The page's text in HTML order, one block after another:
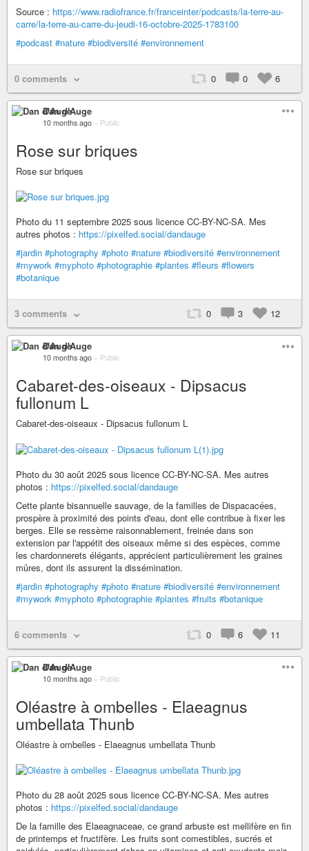
Source : https://www.radiofrance.fr/franceinter/podcasts/la-terre-au-
carre/la-terre-au-carre-du-jeudi-16-octobre-2025-1783100
#podcast #nature #biodiversité #environnement
0 comments 0 0 6
Dan d'Auge
10 months ago – Public
Rose sur briques
Rose sur briques
Photo du 11 septembre 2025 sous licence CC-BY-NC-SA. Mes
autres photos : https://pixelfed.social/dandauge
#jardin #photography #photo #nature #biodiversité #environnement
#mywork #myphoto #photographie #plantes #fleurs #flowers
#botanique
3 comments 0 3 12
Dan d'Auge
10 months ago – Public
Cabaret-des-oiseaux - Dipsacus
fullonum L
Cabaret-des-oiseaux - Dipsacus fullonum L
Photo du 30 août 2025 sous licence CC-BY-NC-SA. Mes autres
photos : https://pixelfed.social/dandauge
Cette plante bisannuelle sauvage, de la familles de Dispacacées,
prospère à proximité des points d'eau, dont elle contribue à fixer les
berges. Elle se ressème raisonnablement, freinée dans son
extension par l'appétit des oiseaux même si des espèces, comme
les chardonnerets élégants, apprécient particulièrement les graines
mûres, dont ils assurent la dissémination.
#jardin #photography #photo #nature #biodiversité #environnement
#mywork #myphoto #photographie #plantes #fruits #botanique
6 comments 0 6 11
Dan d'Auge
10 months ago – Public
Oléastre à ombelles - Elaeagnus
umbellata Thunb
Oléastre à ombelles - Elaeagnus umbellata Thunb
Photo du 28 août 2025 sous licence CC-BY-NC-SA. Mes autres
photos : https://pixelfed.social/dandauge
De la famille des Elaeagnaceae, ce grand arbuste est mellifère en fin
de printemps et fructifère. Les fruits sont comestibles, sucrés et